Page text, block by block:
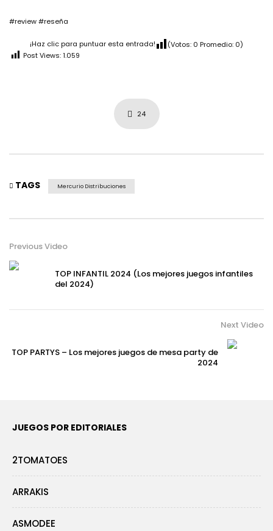
#review #reseña
¡Haz clic para puntuar esta entrada! (Votos: 0 Promedio: 0)
Post Views:1.059
24
TAGS Mercurio Distribuciones
Previous Video
TOP INFANTIL 2024 (Los mejores juegos infantiles
del 2024)
Next Video
TOP PARTYS – Los mejores juegos de mesa party de
2024
JUEGOS POR EDITORIALES
2TOMATOES
ARRAKIS
ASMODEE